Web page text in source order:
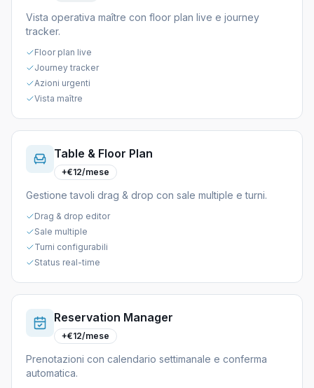
Vista operativa maître con floor plan live e journey
tracker.
Floor plan live
Journey tracker
Azioni urgenti
Vista maître
Table & Floor Plan
+€12/mese
Gestione tavoli drag & drop con sale multiple e turni.
Drag & drop editor
Sale multiple
Turni configurabili
Status real-time
Reservation Manager
+€12/mese
Prenotazioni con calendario settimanale e conferma
automatica.